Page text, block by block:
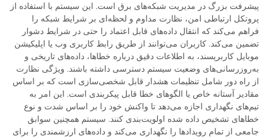
پیشرفت بزرگ در مدیریت شبکه‌های برق است. این سیستم با استفاده از
پروتکل ارتباطی امن، نظارت مداوم و لحظه‌ای بر شرایط شبکه را
فراهم می‌کند که انتقال داده‌های قابل اعتماد را حتی در شرایط دشوار
تضمین می‌کند. کاربران می‌توانند از طریق رابط کاربری وب یا اپلیکیشن
موبایل کاربرپسند، به اطلاعات دقیق درباره خطاها، داده‌های تاریخی و
به‌روزرسانی‌های وضعیت سیستم دسترسی داشته باشند. ویژگی نظارت
از راه دور شامل تنظیمات هشدار قابل شخصی‌سازی است که بر اساس
مقادیر آستانه خاص یا الگوهای خطا قابل پیکربندی است. این امر به
تیم‌های نگهداری اجازه می‌دهد تا واکنش خود را بر اساس شدت و نوع
خطاهای تشخیص داده شده اولویت‌بندی کنند. سیستم همچنین سوابق
جامعی از تمام رویدادها را نگهداری می‌کند و داده‌های ارزشمندی را برای